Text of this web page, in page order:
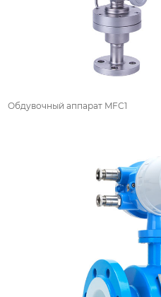
Обдувочный аппарат MFC1